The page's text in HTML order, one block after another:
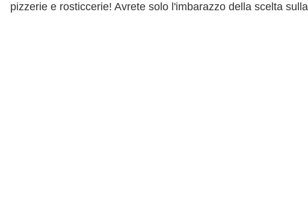
pizzerie e rosticcerie! Avrete solo l'imbarazzo della scelta